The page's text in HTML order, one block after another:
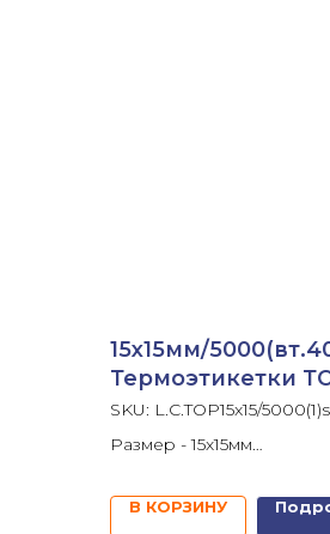
15х15мм/
Термоэтикетки
SKU: L.C.TOP15x15/
Размер - 15х15мм
Втулка - 40мм
В КОРЗИНУ